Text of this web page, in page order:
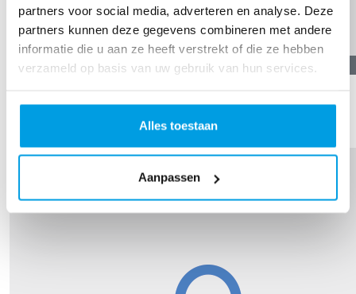
partners voor social media, adverteren en analyse. Deze
partners kunnen deze gegevens combineren met andere
informatie die u aan ze heeft verstrekt of die ze hebben
verzameld op basis van uw gebruik van hun services.
Alles toestaan
Aanpassen
11,19
Sofie Dirkx
Zet m op!